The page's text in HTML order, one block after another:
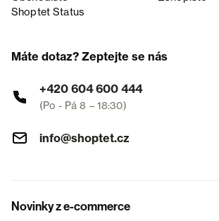
Shoptet Status
Máte dotaz? Zeptejte se nás
+420 604 600 444
(Po - Pá 8 – 18:30)
info@shoptet.cz
Novinky z e-commerce